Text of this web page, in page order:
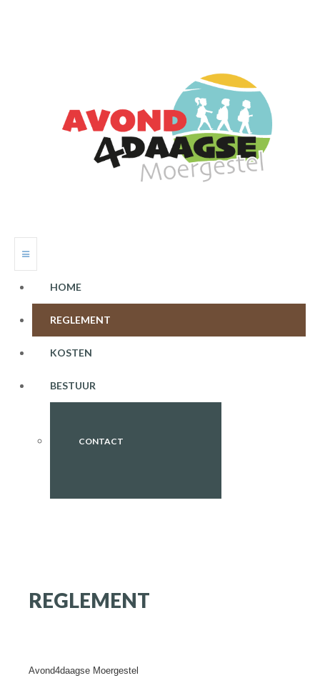
HOME
REGLEMENT
KOSTEN
BESTUUR
CONTACT
REGLEMENT
Avond4daagse Moergestel